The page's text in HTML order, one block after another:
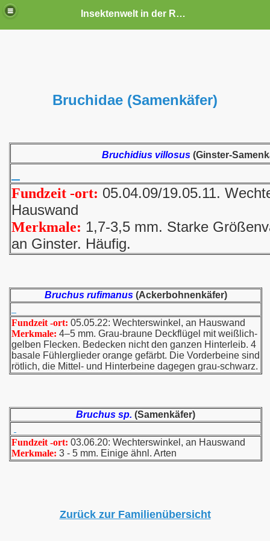
Insektenwelt in der Rhön und Umgebung
Bruchidae (Samenkäfer)
Bruchidius villosus (Ginster-
Fundzeit -ort: 05.04.09/19.05.11.
Hauswand
Merkmale: 1,7-3,5 mm. Starke
an Ginster. Häufig.
Bruchus rufimanus(Ackerbohnenkäfer)
Fundzeit -ort: 05.05.22: Wechterswinkel, an Hauswand
Merkmale: 4–5 mm. Grau-braune Deckflügel mit weißlich-
gelben Flecken. Bedecken nicht den ganzen Hinterleib. 4
basale Fühlerglieder orange gefärbt. Die Vorderbeine sind
rötlich, die Mittel- und Hinterbeine dagegen grau-schwarz.
Bruchus sp. (Samenkäfer)
Fundzeit -ort: 03.06.20: Wechterswinkel, an Hauswand
Merkmale: 3 - 5 mm. Einige ähnl. Arten
Zurück zur Familienübersicht